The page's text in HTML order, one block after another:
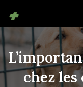
chez les